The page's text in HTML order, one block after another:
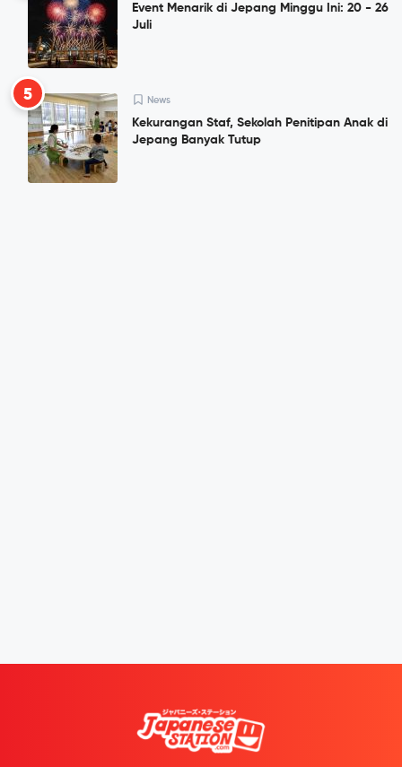
Event Menarik di Jepang Minggu Ini: 20 - 26
Juli
5 News
Kekurangan Staf, Sekolah Penitipan Anak di
Jepang Banyak Tutup